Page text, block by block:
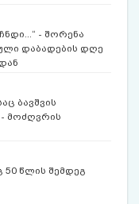
- შორენა
დაბადების დღე
ბავშვის
მოძღვრის
50 წლის შემდეგ